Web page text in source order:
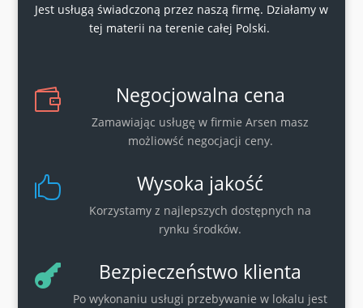
Jest usługą świadczoną przez naszą firmę. Działamy w
tej materii na terenie całej Polski.
 Negocjowalna cena
Zamawiając usługę w firmie Arsen masz
możliowść negocjacji ceny.
 Wysoka jakość
Korzystamy z najlepszych dostępnych na
rynku środków.
 Bezpieczeństwo klienta
Po wykonaniu usługi przebywanie w lokalu jest